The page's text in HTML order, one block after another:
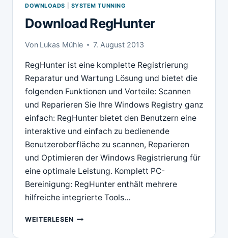
DOWNLOADS SYSTEM TUNNING
Download RegHunter
Von Lukas Mühle 7. August 2013
RegHunter ist eine komplette Registrierung
Reparatur und Wartung Lösung und bietet die
folgenden Funktionen und Vorteile: Scannen
und Reparieren Sie Ihre Windows Registry ganz
einfach: RegHunter bietet den Benutzern eine
interaktive und einfach zu bedienende
Benutzeroberfläche zu scannen, Reparieren
und Optimieren der Windows Registrierung für
eine optimale Leistung. Komplett PC-
Bereinigung: RegHunter enthält mehrere
hilfreiche integrierte Tools…
WEITERLESENDOWNLOAD